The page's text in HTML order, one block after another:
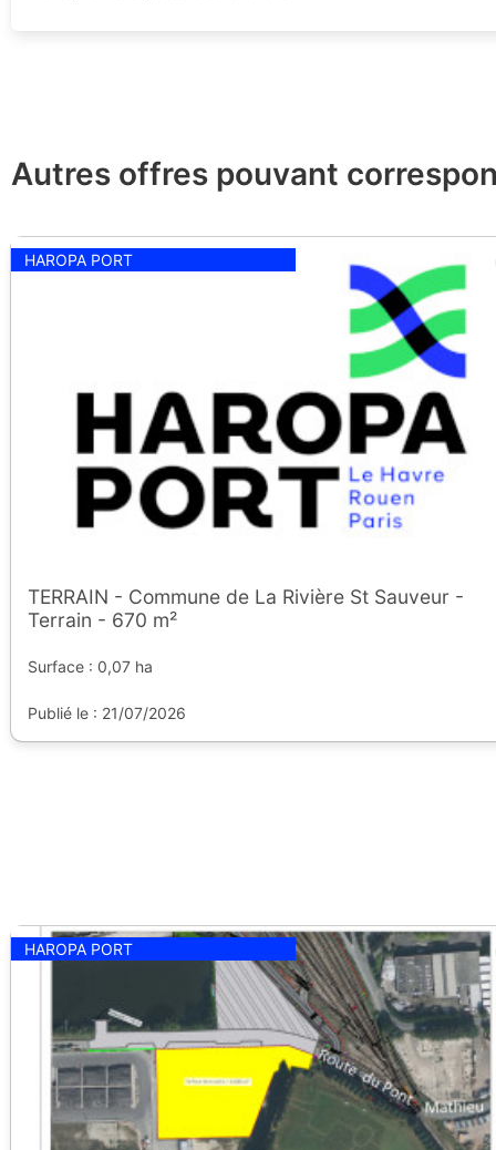
Autres offres pouvant
HAROPA PORT
TERRAIN - Commune de La Rivière St Sauveur -
Terrain - 670 m²
Surface : 0,07 ha
Publié le : 21/07/2026
HAROPA PORT